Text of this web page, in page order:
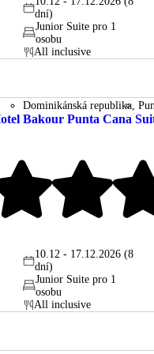
dní)
Junior Suite pro 1
osobu
All inclusive
Dominikánská republika
Bakour Punta Cana
10.12 - 17.12.2026 (8
dní)
Junior Suite pro 1
osobu
All inclusive